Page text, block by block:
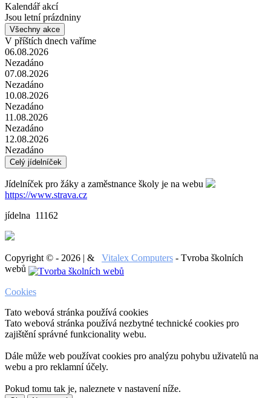
Kalendář akcí
Jsou letní prázdniny
Všechny akce
V příštích dnech vaříme
06.08.2026
Nezadáno
07.08.2026
Nezadáno
10.08.2026
Nezadáno
11.08.2026
Nezadáno
12.08.2026
Nezadáno
Celý jídelníček
Jídelníček pro žáky a zaměstnance školy je na webu
https://www.strava.cz
jídelna 11162
Copyright © - 2026 | & Vitalex Computers - Tvroba školních
webů
Cookies
Tato webová stránka používá cookies
Tato webová stránka používá nezbytné technické cookies pro
zajištění správné funkcionality webu.
Dále může web používat cookies pro analýzu pohybu uživatelů na
webu a pro reklamní účely.
Pokud tomu tak je, naleznete v nastavení níže.